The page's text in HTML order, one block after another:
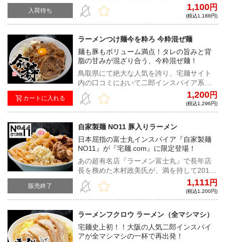
入荷待ち
主が冷凍の為にスペシャルチューニング。
カエシの濃さを濃いめに変え、脂は若干少
なめ、麺の長さを切れないように長めに揃
ワシとゴワついた感じが秀逸！もっちりと
した中に小麦をしっかりと感じ取ることが
できる。麺に負けない微乳化スープは乳化
したことで旨みが凝縮、背脂の甘みにカネ
シ醤油が効いておりインパクトがありなが
らも飲みやすい。昼間は「手打 焔」として
繊細な味を、夜は「手打 手綱」として強烈
言うまでもなく必食である。
1,100円
(税込1,188円)
カートに入れる
ラーメンつけ麺今を粋ろ 今粋混ぜ麺
麺も豚もボリューム満点！タレの旨みと背
脂の甘みが混ざり合う、今粋混ぜ麺！
鳥取県にて絶大な人気を誇り、宅麺サイト
内の口コミにおいて二郎インスパイア系の
中でも食べやすいと評判の「今を粋ろ」か
ら新メニューが登場！ボリューム満点な
300gの麺に濃厚なタレが絡みつく絶妙な味
茹でもやしを入れればさらにボリュームア
ップ！キリッとしたタレに背脂の甘みが感
じ、茹でもやしとの相性も抜群。ブラック
ペッパーが全体を引き締め、さっぱりとし
た仕上がりになるため、想像以上に食べや
すい！最後にご飯を入れて混ぜ、最高のシ
メを味わって欲しい！
1,200円
(税込1,296円)
販売終了
自家製麺 NO11 豚入りラーメン
日本屈指の富士丸インスパイア『自家製麺
NO11』が『宅麺.com』に限定登場！
あの超有名店『ラーメン富士丸』で長年店
長を務めた木村政美氏が、満を持して2019
年7月にオープンしたのが『自家製麺
NO11』。開店前から大注目で、常に行列の
絶えない超人気店だ。豚の旨味がガンガン
ンムン漂う自家製極太平打麺の最強タッ
グ。クタクタになるまで茹でた野菜と極旨
の味付脂、トレードマークのナルトをトッ
1,111円
(税込1,200円)
ラーメンフクロウ ラーメン（全マシマシ）
宅麺史上初！！大阪の人気二郎インスパイ
アが全マシマシの一杯で再出発！